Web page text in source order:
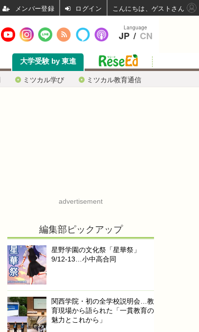
ミツカル学び ミツカル教育通信
大学受験 by 東進
advertisement
編集部ピックアップ
星野学園の文化祭「星華祭」
9/12-13…小中高合同
関西学院・初の全学校説明会…教
育現場から語られた「一貫教育の
魅力とこれから」
Language
JP / CN
ログイン こんにちは、ゲストさん